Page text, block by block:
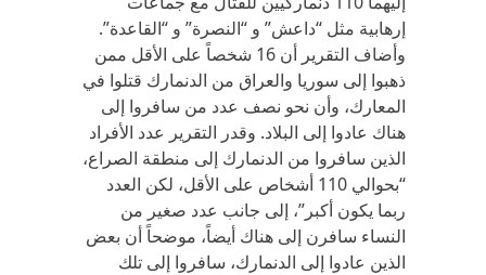
إرهابية مثل “داعش” و “النصرة” و “القاعدة”.
وأضاف التقرير أن 16 شخصاً على الأقل ممن
ذهبوا إلى سوريا والعراق من الدنمارك قتلوا في
المعارك، وأن نحو نصف عدد من سافروا إلى
هناك عادوا إلى البلاد. وقدر التقرير عدد الأفراد
الذين سافروا من الدنمارك إلى منطقة الصراع،
“بحوالي 110 أشخاص على الأقل، لكن العدد
ربما يكون أكبر”، إلى جانب عدد صغير من
النساء سافرن إلى هناك أيضاً، موضحاً أن بعض
الذين عادوا إلى الدنمارك، سافروا إلى تلك